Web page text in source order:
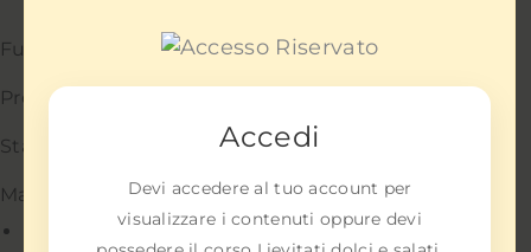
Funzionale Sempre attivo
Preferenze
Statistiche
Marketing
Gestisci opzioni
Accedi
Devi accedere al tuo account per
visualizzare i contenuti oppure devi